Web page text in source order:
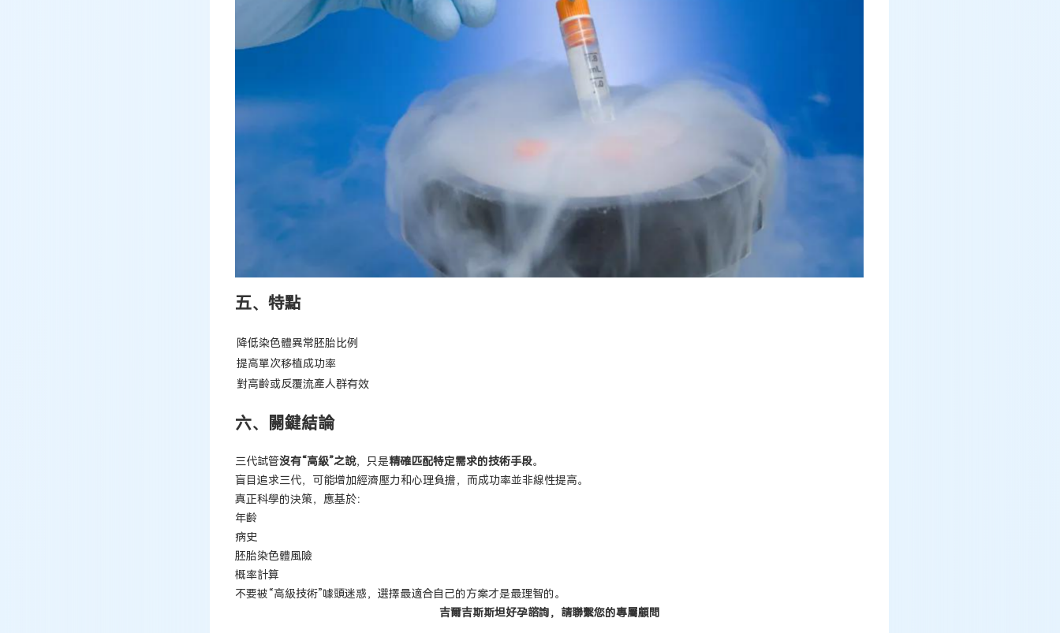
五、特點
降低染色體異常胚胎比例
提高單次移植成功率
對高齡或反覆流產人群有效
六、關鍵結論
三代試管沒有“高級”之說，只是精確匹配特定需求的技術手段。
盲目追求三代，可能增加經濟壓力和心理負擔，而成功率並非線性提高。
真正科學的決策，應基於：
年齡
病史
胚胎染色體風險
概率計算
不要被“高級技術”噱頭迷惑，選擇最適合自己的方案才是最理智的。
吉爾吉斯斯坦好孕諮詢，請聯繫您的專屬顧問